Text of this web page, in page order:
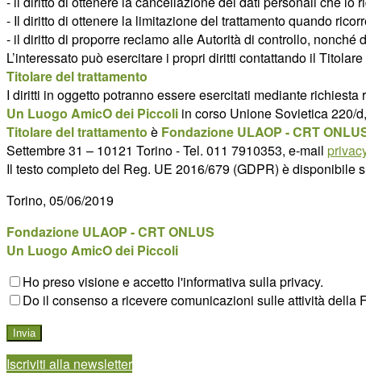
- Il diritto di ottenere la limitazione del trattamento quando
- il diritto di proporre reclamo alle Autorità di controllo,
L’interessato può esercitare i propri diritti contattando il
Titolare del trattamento
I diritti in oggetto potranno essere esercitati mediante richiesta
Un Luogo AmicO dei Piccoli in corso Unione Sovietica 220/
Titolare del trattamento è Fondazione ULAOP - CRT
Settembre 31 – 10121 Torino - Tel. 011 7910353, e-mail
Il testo completo del Reg. UE 2016/679 (GDPR) è disponibile
Torino, 05/06/2019
Fondazione ULAOP - CRT ONLUS
Un Luogo AmicO dei Piccoli
Ho preso visione e accetto l'informativa sulla privacy.
Do il consenso a ricevere comunicazioni sulle attività
Iscriviti alla newsletter